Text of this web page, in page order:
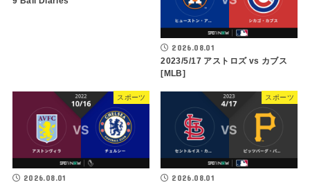
2026.08.01
2023/5/17 アストロズ vs カブス
[MLB]
スポーツ
2026.08.01
スポーツ
2026.08.01